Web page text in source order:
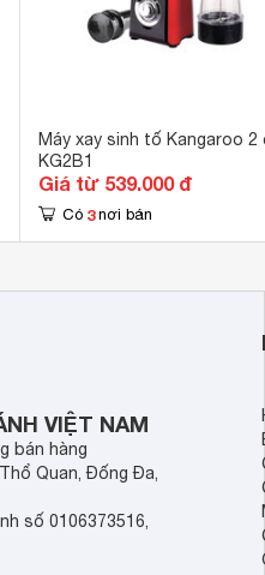
Máy xay sinh tố Kangaroo 2
KG2B1
Giá từ 539.000 đ
Có 3 nơi bán
VIỆT NAM
bán hàng
Quan, Đống Đa,
số 0106373516,